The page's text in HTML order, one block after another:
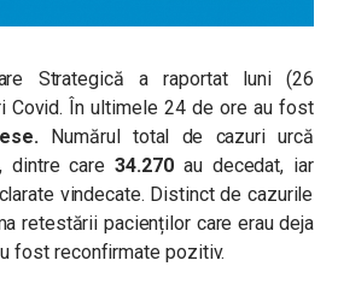
Strategică a raportat luni (26
Covid. În ultimele 24 de ore au fost
. Numărul total de cazuri urcă
, dintre care 34.270 au decedat, iar
vindecate. Distinct de cazurile
retestării pacienților care erau deja
fost reconfirmate pozitiv.